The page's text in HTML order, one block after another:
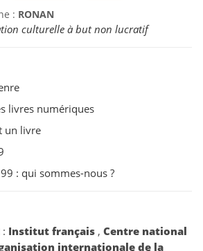
: RONAN
culturelle à but non lucratif
livres numériques
un livre
: qui sommes-nous ?
Institut français , Centre national
internationale de la